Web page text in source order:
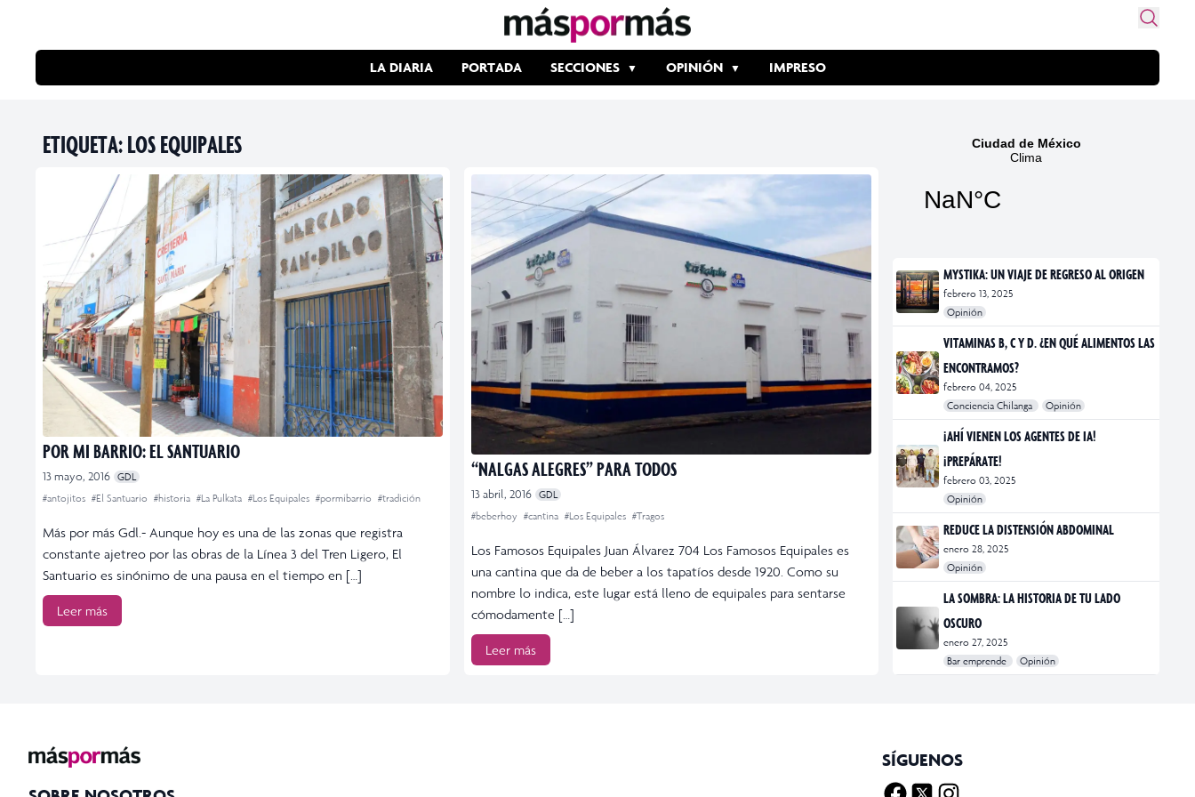
LA DIARIA PORTADA SECCIONES OPINIÓN IMPRESO
ETIQUETA:LOS EQUIPALES
POR MI BARRIO: EL SANTUARIO
13 mayo, 2016 GDL
#antojitos #El Santuario #historia #La Pulkata #Los Equipales #pormibarrio #tradición
Más por más Gdl.- Aunque hoy es una de las zonas que registra
constante ajetreo por las obras de la Línea 3 del Tren Ligero, El
Santuario es sinónimo de una pausa en el tiempo en […]
Leer más
“NALGAS ALEGRES” PARA TODOS
13 abril, 2016 GDL
#beberhoy #cantina #Los Equipales #Tragos
Los Famosos Equipales Juan Álvarez 704 Los Famosos Equipales es
una cantina que da de beber a los tapatíos desde 1920. Como su
nombre lo indica, este lugar está lleno de equipales para sentarse
cómodamente […]
Leer más
MYSTIKA: UN VIAJE DE REGRESO AL ORIGEN
febrero 13, 2025
Opinión
#exposiciones
#fotografía
VITAMINAS B, C Y D. ¿EN QUÉ ALIMENTOS LAS
ENCONTRAMOS?
febrero 04, 2025
Conciencia Chilanga
Opinión
#bienestar
#Opinión
#Principal
¡AHÍ VIENEN LOS AGENTES DE IA!
¡PREPÁRATE!
febrero 03, 2025
Opinión
#Bar Emprende
#Opinión
#Principal
REDUCE LA DISTENSIÓN ABDOMINAL
enero 28, 2025
Opinión
#bienestar
#Opinión
#Principal
#Salud
LA SOMBRA: LA HISTORIA DE TU LADO
OSCURO
enero 27, 2025
Bar emprende
Opinión
#Bar Emprende
#CDMX
#marketing
SÍGUENOS